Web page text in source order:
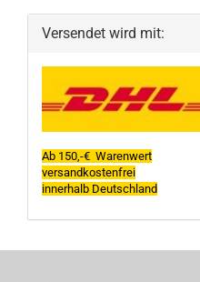
Versendet wird mit:
Ab 150,-€ Warenwert
versandkostenfrei
innerhalb Deutschland